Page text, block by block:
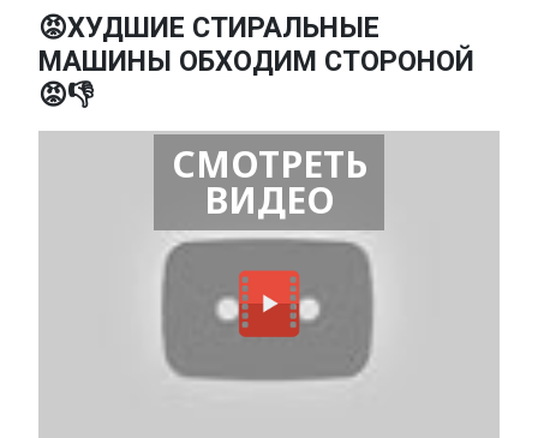
😡ХУДШИЕ СТИРАЛЬНЫЕ
МАШИНЫ ОБХОДИМ СТОРОНОЙ
😡👎
СМОТРЕТЬ
ВИДЕО